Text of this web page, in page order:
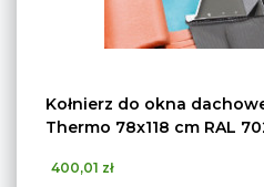
Kołnierz do okna
Thermo 78x118 cm RAL
400,01 zł